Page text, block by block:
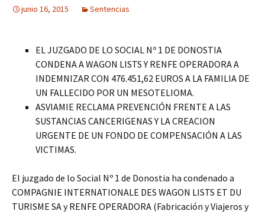
junio 16, 2015 Sentencias
EL JUZGADO DE LO SOCIAL Nº 1 DE DONOSTIA
CONDENA A WAGON LISTS Y RENFE OPERADORA A
INDEMNIZAR CON 476.451,62 EUROS A LA FAMILIA DE
UN FALLECIDO POR UN MESOTELIOMA.
ASVIAMIE RECLAMA PREVENCIÓN FRENTE A LAS
SUSTANCIAS CANCERIGENAS Y LA CREACION
URGENTE DE UN FONDO DE COMPENSACIÓN A LAS
VICTIMAS.
El juzgado de lo Social Nº 1 de Donostia ha condenado a
COMPAGNIE INTERNATIONALE DES WAGON LISTS ET DU
TURISME SA y RENFE OPERADORA (Fabricación y Viajeros y